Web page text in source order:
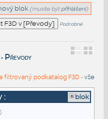
blok (musíte být přihlášeni)
Podrobné
> Převody
filtrovaný podkatalog F3D -vše
: blok